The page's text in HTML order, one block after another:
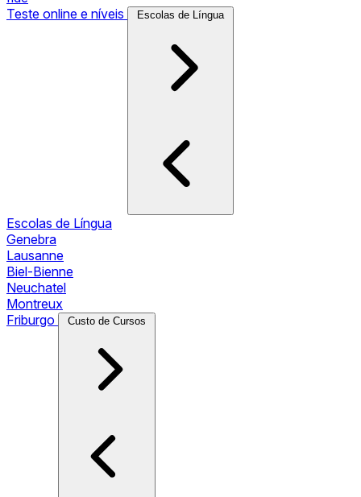
Teste online e níveis
Escolas de Língua
Escolas de Língua
Genebra
Lausanne
Biel-Bienne
Neuchatel
Montreux
Friburgo
Custo de Cursos